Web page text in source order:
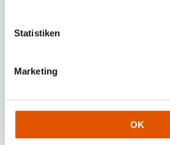
Statistiken
Marketing
OK
Wien, 22. Bezirk
Aribogasse 26 1220, Wien
XS S M L XL